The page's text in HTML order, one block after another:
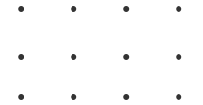
● ● ● ●
● ● ● ●
● ● ● ●